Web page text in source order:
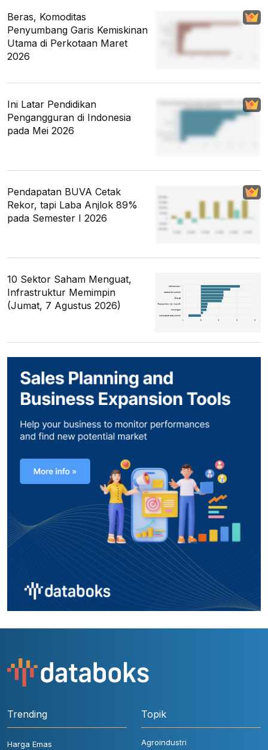
Beras, Komoditas
Penyumbang Garis Kemiskinan
Utama di Perkotaan Maret
2026
Ini Latar Pendidikan
Pengangguran di Indonesia
pada Mei 2026
Pendapatan BUVA Cetak
Rekor, tapi Laba Anjlok 89%
pada Semester I 2026
10 Sektor Saham Menguat,
Infrastruktur Memimpin
(Jumat, 7 Agustus 2026)
Trending
Harga Emas
Topik
Agroindustri